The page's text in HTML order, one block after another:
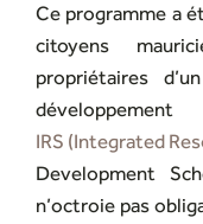
Ce programme a
citoyens
propriétaires
IRS (Integrated
Development
n’octroie pas